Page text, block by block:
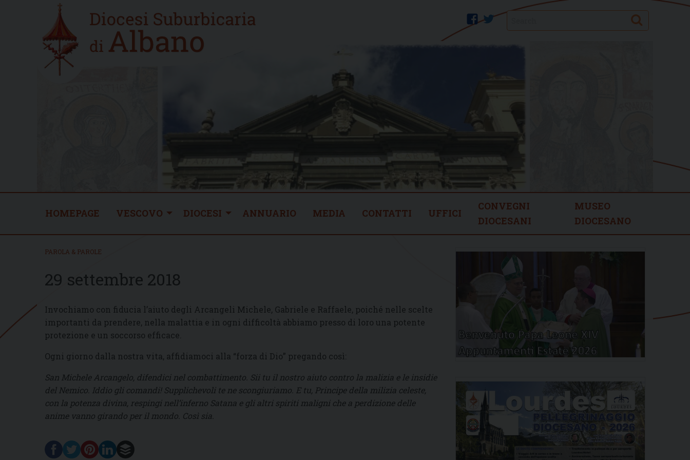
Home
new
twitter
facebook Search
HOMEPAGE VESCOVO DIOCESI ANNUARIO MEDIA CONTATTI UFFICI
CONVEGNI
DIOCESANI
MUSEO
DIOCESANO
PAROLA & PAROLE
29 settembre 2018
Invochiamo con fiducia l’aiuto degli Arcangeli Michele, Gabriele e Raffaele, poiché nelle scelte
importanti da prendere, nella malattia e in ogni difficoltà abbiamo presso di loro una potente
protezione e un soccorso efficace.
Ogni giorno dalla nostra vita, affidiamoci alla “forza di Dio” pregando così:
San Michele Arcangelo, difendici nel combattimento. Sii tu il nostro aiuto contro la malizia e le insidie
del Nemico. Iddio gli comandi! Supplichevoli te ne scongiuriamo. E tu, Principe della milizia celeste,
con la potenza divina, respingi nell’inferno Satana e gli altri spiriti maligni che a perdizione delle
anime vanno girando per il mondo. Così sia.